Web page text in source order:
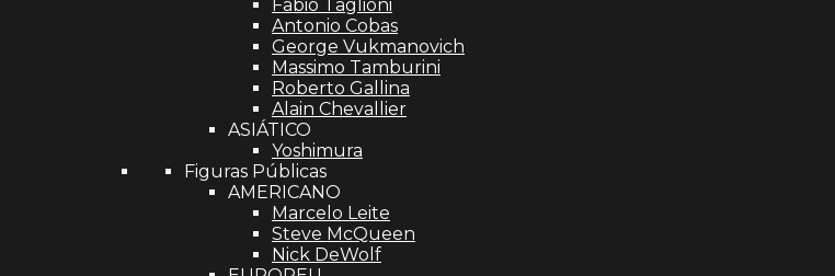
Fabio Taglioni
Antonio Cobas
George Vukmanovich
Massimo Tamburini
Roberto Gallina
Alain Chevallier
ASIÁTICO
Yoshimura
Figuras Públicas
AMERICANO
Marcelo Leite
Steve McQueen
Nick DeWolf